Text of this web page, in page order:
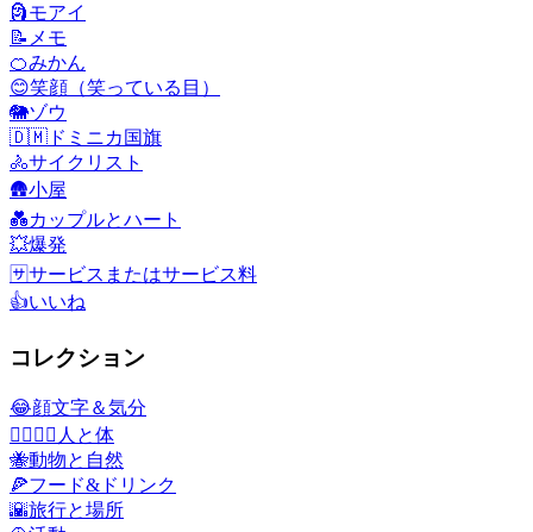
🗿モアイ
📝 メモ
🍊みかん
😊笑顔（笑っている目）
🐘ゾウ
🇩🇲 ドミニカ国旗
🚴サイクリスト
🛖小屋
💑カップルとハート
💥爆発
🈂️サービスまたはサービス料
👍いいね
コレクション
😂顔文字＆気分
👩‍❤️‍💋‍👨 人と体
🐝動物と自然
🍕フード&ドリンク
🌇旅行と場所